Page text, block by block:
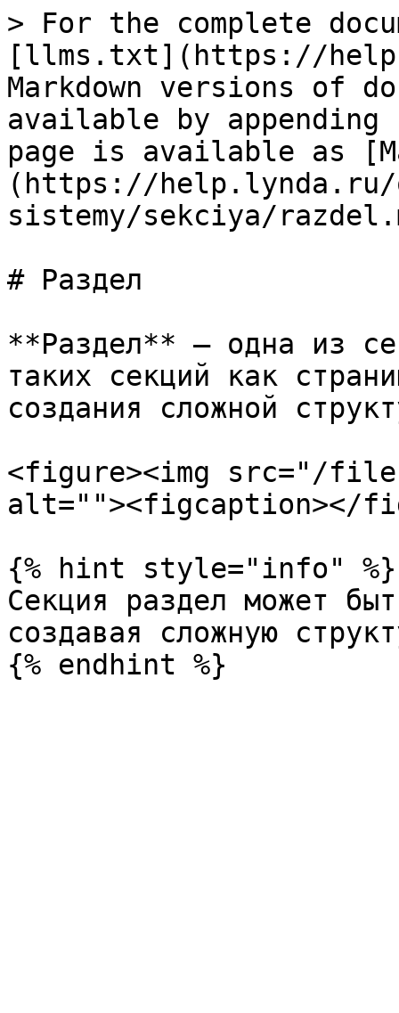
> For the complete
[llms.txt](https://
Markdown versions of
available by
page is available as
(https://help.lynda.ru/
sistemy/sekciya/
# Раздел
**Раздел** – одна из
таких секций как
создания сложной
<figure><img src="/files/
alt=""><figcaption></
{% hint style="info" %}
Секция раздел может
создавая сложную